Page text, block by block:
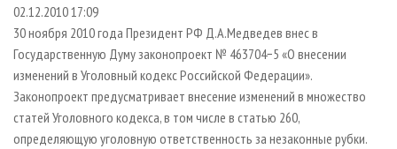
ПРОИЗВОДСТВО ДРЕВЕСНЫХ ПЛИТ
ДЕРЕВЯННОЕ ДОМОСТРОЕНИЕ
ПРОИЗВОДСТВО МЕБЕЛИ
БИОЭНЕРГЕТИКА
ЦБП
МОБИЛЬНЫЕ ВЫСТАВКИ
ОФИЦИАЛЬНЫЕ ДЕЛЕГАЦИИ
ПРИОРИТЕТНЫЕ ИНВЕСТПРОЕКТЫ
RUSSIAN FORESTRY REVIEW
ГАЗЕТА ЛЕСПРОМФОРУМ
РЕКЛАМА НА САЙТЕ
02.12.2010 17:09
30 ноября 2010 года Президент РФ Д.А.Медведев внес в
Государственную Думу законопроект № 463704−5 «О внесении
изменений в Уголовный кодекс Российской Федерации».
Законопроект предусматривает внесение изменений в множество
статей Уголовного кодекса, в том числе в статью 260,
определяющую уголовную ответственность за незаконные рубки.